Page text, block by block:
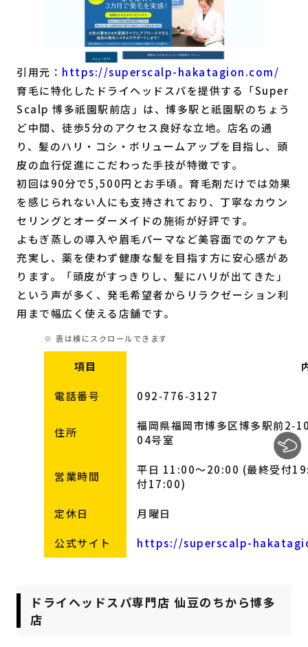
引用元： https://superscalp-hakatagion.com/
育毛に特化したドライヘッドスパを提供する「Super
Scalp 博多祇園駅前店」は、博多駅と祇園駅のちょう
ど中間、徒歩5分のアクセス良好な立地。店名の通
り、髪のハリ・コシ・ボリュームアップを目指し、頭
皮の血行促進にこだわった手技が特徴です。
初回は90分で5,500円とお手頃。育毛剤だけでは効果
を感じられない人にも支持されており、丁寧なカウン
セリングとオーダーメイドの施術が好評です。
よもぎ蒸しの導入や眉毛パーマなど美容面でのケアも
充実し、薬を使わず健康な髪を目指す方に安心感があ
ります。「頭皮がすっきりし、髪にハリが出てきた」
という声が多く、発毛希望者からリラクゼーション利
用まで幅広く使える店舗です。
項目
電話番号 092‑776‑3127
住所
福岡県福岡市博多区博多駅前
04号室
営業時間
平日 11:00～20:00 (最終受付
付17:00)
定休日 月曜日
公式サイト https://superscalp-
ドライヘッドスパ専門店 仙豆のちから博多
店